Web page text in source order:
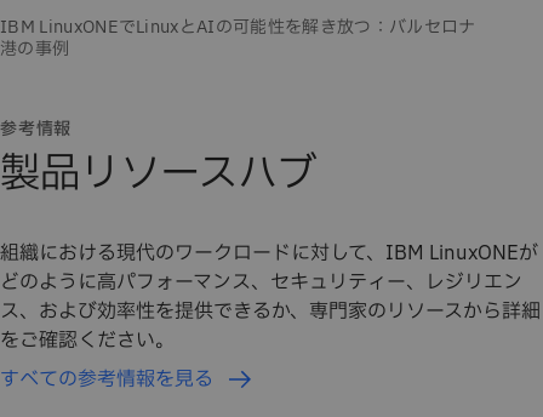
参考情報
製品リソースハブ
組織における現代のワークロードに対して、IBM LinuxONEが
どのように高パフォーマンス、セキュリティー、レジリエン
ス、および効率性を提供できるか、専門家のリソースから詳細
をご確認ください。
すべての参考情報を見る